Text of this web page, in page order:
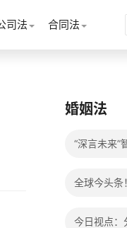
司法 合同法
婚姻法
“深言未来”
全球今头条
今日视点：